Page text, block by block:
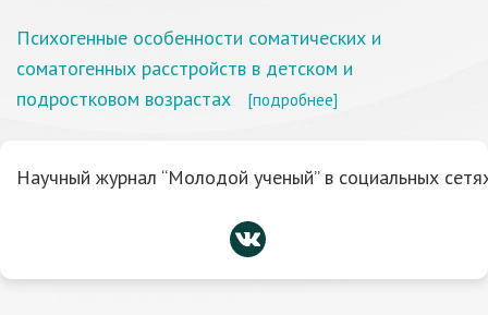
Психогенные особенности соматических и
соматогенных расстройств в детском и
подростковом возрастах
[подробнее]
Научный журнал “Молодой ученый” в социальных